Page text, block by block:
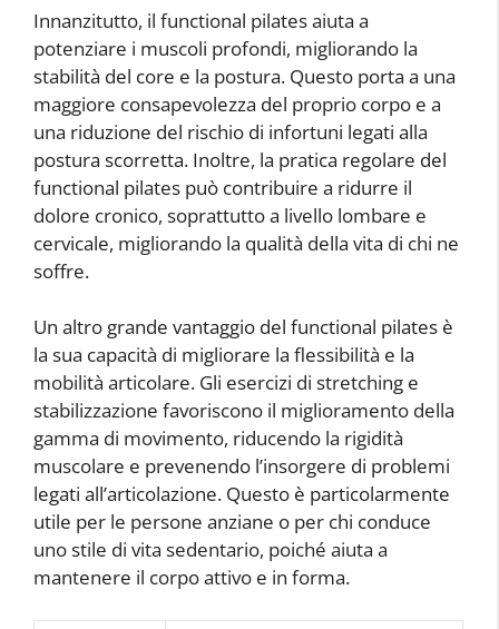
Innanzitutto, il functional pilates aiuta a
potenziare i muscoli profondi, migliorando la
stabilità del core e la postura. Questo porta a una
maggiore consapevolezza del proprio corpo e a
una riduzione del rischio di infortuni legati alla
postura scorretta. Inoltre, la pratica regolare del
functional pilates può contribuire a ridurre il
dolore cronico, soprattutto a livello lombare e
cervicale, migliorando la qualità della vita di chi ne
soffre.
Un altro grande vantaggio del functional pilates è
la sua capacità di migliorare la flessibilità e la
mobilità articolare. Gli esercizi di stretching e
stabilizzazione favoriscono il miglioramento della
gamma di movimento, riducendo la rigidità
muscolare e prevenendo l’insorgere di problemi
legati all’articolazione. Questo è particolarmente
utile per le persone anziane o per chi conduce
uno stile di vita sedentario, poiché aiuta a
mantenere il corpo attivo e in forma.